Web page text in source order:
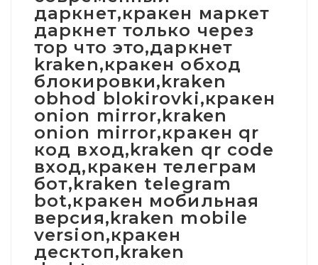
даркнет,кракен маркет
даркнет только через
тор что это,даркнет
kraken,кракен обход
блокировки,kraken
obhod blokirovki,кракен
onion mirror,kraken
onion mirror,кракен qr
код вход,kraken qr code
вход,кракен телеграм
бот,kraken telegram
bot,кракен мобильная
версия,kraken mobile
version,кракен
десктоп,kraken